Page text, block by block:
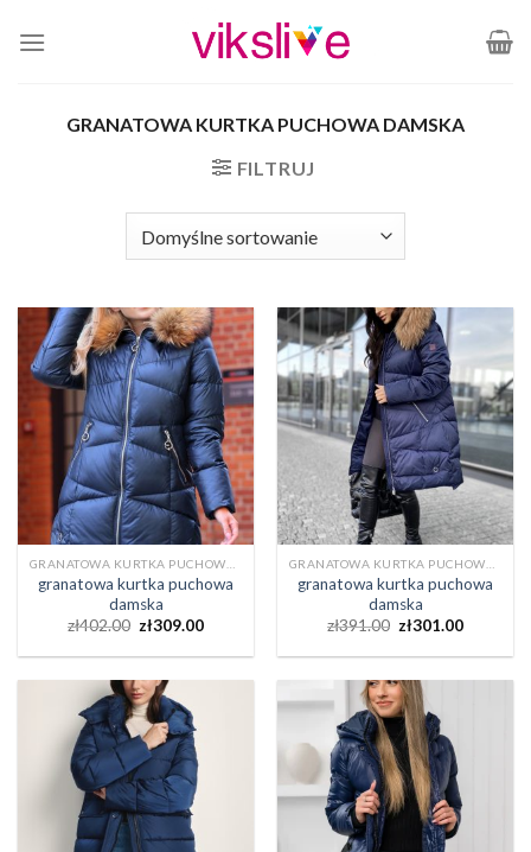
GRANATOWA KURTKA PUCHOWA DAMSKA
FILTRUJ
granatowa kurtka puchowa
damska
zł402.00 zł309.00
granatowa kurtka puchowa
damska
zł391.00 zł301.00